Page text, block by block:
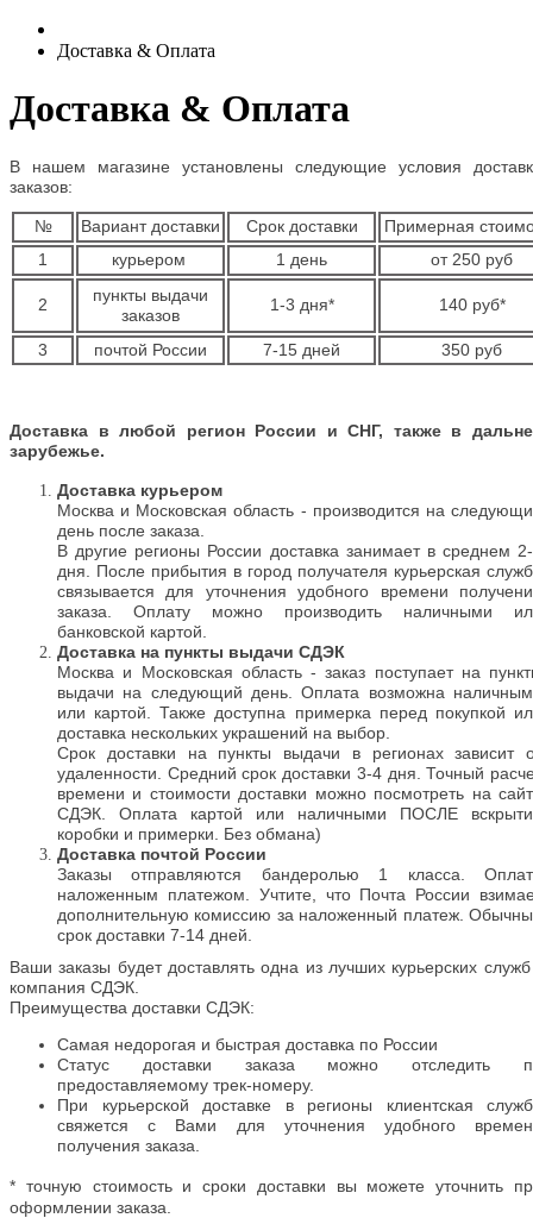
Доставка & Оплата
Доставка & Оплата
В нашем магазине установлены следующие условия
заказов:
№ Вариант доставки Срок доставки
Примерная
1
курьером 1 день от 250 руб
2
пункты выдачи
заказов
1-3 дня* 140 руб*
3 почтой России 7-15 дней 350 руб
Доставка в любой регион России и СНГ, также в
зарубежье.
Доставка курьером
Москва и Московская область - производится на
день после заказа.
В другие регионы России доставка занимает в среднем
дня. После прибытия в город получателя курьерская
связывается для уточнения удобного времени
заказа. Оплату можно производить наличными
банковской картой.
Доставка на пункты выдачи СДЭК
Москва и Московская область - заказ поступает на
выдачи на следующий день. Оплата возможна
или картой. Также доступна примерка перед покупкой
доставка нескольких украшений на выбор.
Срок доставки на пункты выдачи в регионах зависит
удаленности. Средний срок доставки 3-4 дня. Точный
времени и стоимости доставки можно посмотреть на
СДЭК. Оплата картой или наличными ПОСЛЕ
коробки и примерки. Без обмана)
Доставка почтой России
Заказы отправляются бандеролью 1 класса.
наложенным платежом. Учтите, что Почта России
дополнительную комиссию за наложенный платеж.
срок доставки 7-14 дней.
Ваши заказы будет доставлять одна из лучших курьерских
компания СДЭК.
Преимущества доставки СДЭК:
Самая недорогая и быстрая доставка по России
Статус доставки заказа можно отследить
предоставляемому трек-номеру.
При курьерской доставке в регионы клиентская
свяжется с Вами для уточнения удобного
получения заказа.
* точную стоимость и сроки доставки вы можете уточнить
оформлении заказа.